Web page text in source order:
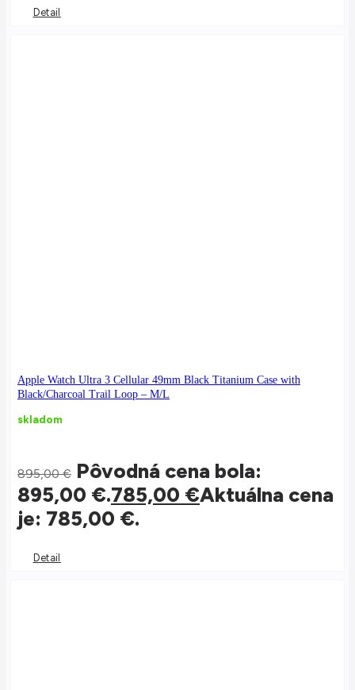
Detail
Apple Watch Ultra 3 Cellular 49mm Black Titanium Case with
Black/Charcoal Trail Loop – M/L
skladom
895,00€ Pôvodná cena bola:
895,00 €.785,00 €Aktuálna cena
je: 785,00 €.
Detail